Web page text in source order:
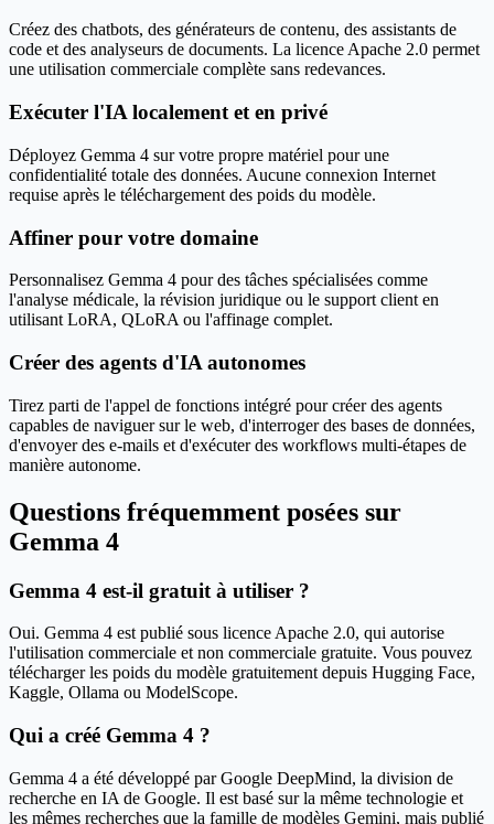
Créez des chatbots, des générateurs de contenu, des assistants de
code et des analyseurs de documents. La licence Apache 2.0 permet
une utilisation commerciale complète sans redevances.
Exécuter l'IA localement et en privé
Déployez Gemma 4 sur votre propre matériel pour une
confidentialité totale des données. Aucune connexion Internet
requise après le téléchargement des poids du modèle.
Affiner pour votre domaine
Personnalisez Gemma 4 pour des tâches spécialisées comme
l'analyse médicale, la révision juridique ou le support client en
utilisant LoRA, QLoRA ou l'affinage complet.
Créer des agents d'IA autonomes
Tirez parti de l'appel de fonctions intégré pour créer des agents
capables de naviguer sur le web, d'interroger des bases de données,
d'envoyer des e-mails et d'exécuter des workflows multi-étapes de
manière autonome.
Questions fréquemment posées sur
Gemma 4
Gemma 4 est-il gratuit à utiliser ?
Oui. Gemma 4 est publié sous licence Apache 2.0, qui autorise
l'utilisation commerciale et non commerciale gratuite. Vous pouvez
télécharger les poids du modèle gratuitement depuis Hugging Face,
Kaggle, Ollama ou ModelScope.
Qui a créé Gemma 4 ?
Gemma 4 a été développé par Google DeepMind, la division de
recherche en IA de Google. Il est basé sur la même technologie et
les mêmes recherches que la famille de modèles Gemini, mais publié